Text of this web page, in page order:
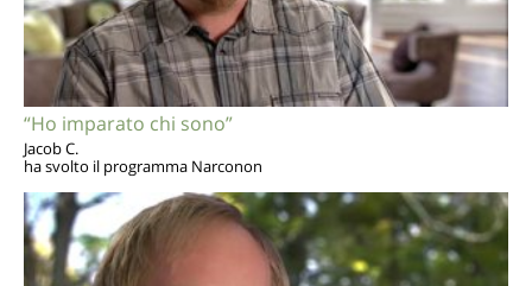
“Ho imparato chi sono”
Jacob C.
ha svolto il programma Narconon